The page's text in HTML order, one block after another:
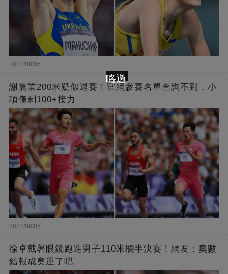
2024/08/05
謝震業200米疑似退賽！官網參賽名單查詢不到，小
項僅剩100+接力
2024/08/05
徐卓戴著眼鏡跑進男子110米欄半決賽！網友：奧數
錯報成奧運了吧
略過